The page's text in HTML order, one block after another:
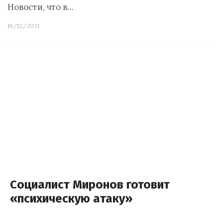
Новости, что в…
16/12/2021
Социалист Миронов готовит
«психическую атаку»